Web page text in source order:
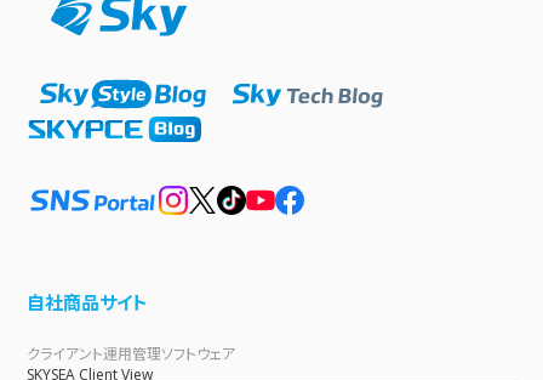
自社商品サイト
クライアント運用管理ソフトウェア
SKYSEA Client View